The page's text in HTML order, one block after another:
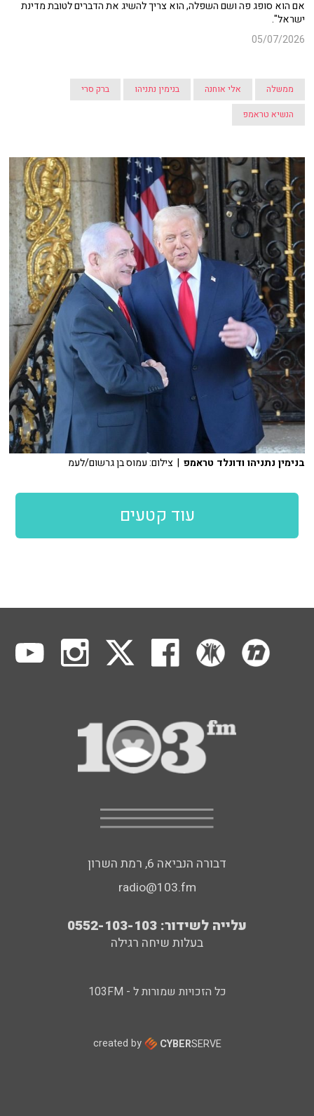
אם הוא סופג פה ושם השפלה, הוא צריך להשיג את הדברים לטובת מדינת
ישראל".
05/07/2026
ממשלה אלי אוחנה בנימין נתניהו
ברק סרי
הנשיא טראמפ
בנימין נתניהו ודונלד טראמפ | צילום: עמוס בן גרשום/לעמ
עוד קטעים
דבורה הנביאה 6, רמת השרון
radio@103.fm
עלייה לשידור: 0552-103-103
בעלות שיחה רגילה
כל הזכויות שמורות ל - 103FM
created by CYBERSERVE